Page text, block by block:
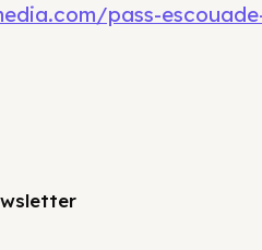
pass-